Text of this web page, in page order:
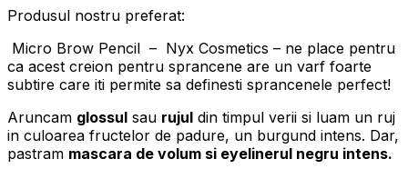
Produsul nostru preferat:
Micro Brow Pencil – Nyx Cosmetics – ne place pentru
ca acest creion pentru sprancene are un varf foarte
subtire care iti permite sa definesti sprancenele perfect!
Aruncam glossul sau rujul din timpul verii si luam un ruj
in culoarea fructelor de padure, un burgund intens. Dar,
pastram mascara de volum si eyelinerul negru intens.